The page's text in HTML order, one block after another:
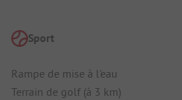
Sport
Rampe de mise à l'eau
Terrain de golf (à 3 km)